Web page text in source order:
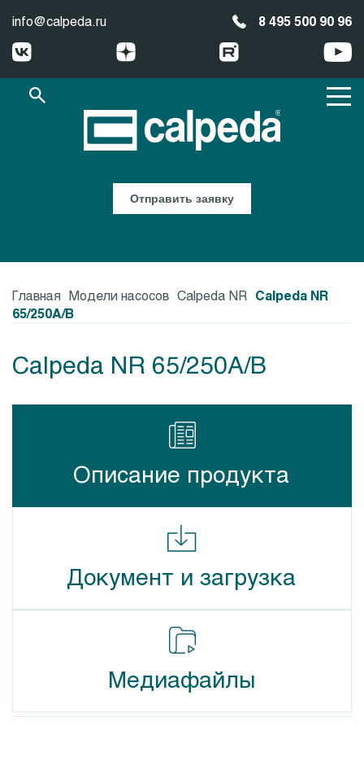
info@calpeda.ru 8 495 500 90 96
Отправить заявку
Главная Модели насосов Calpeda NR Calpeda NR
65/250A/B
Calpeda NR 65/250A/B
Описание продукта
Документ и загрузка
Медиафайлы